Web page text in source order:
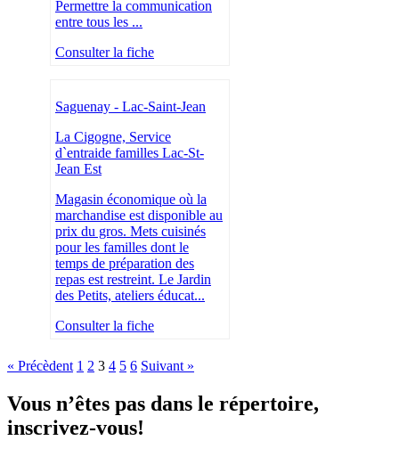
Permettre la communication
entre tous les ...
Consulter la fiche
Saguenay - Lac-Saint-Jean
La Cigogne, Service
d`entraide familles Lac-St-
Jean Est
Magasin économique où la
marchandise est disponible au
prix du gros. Mets cuisinés
pour les familles dont le
temps de préparation des
repas est restreint. Le Jardin
des Petits, ateliers éducat...
Consulter la fiche
« Précèdent 1 2 3 4 5 6 Suivant »
Vous n’êtes pas dans le répertoire,
inscrivez-vous!